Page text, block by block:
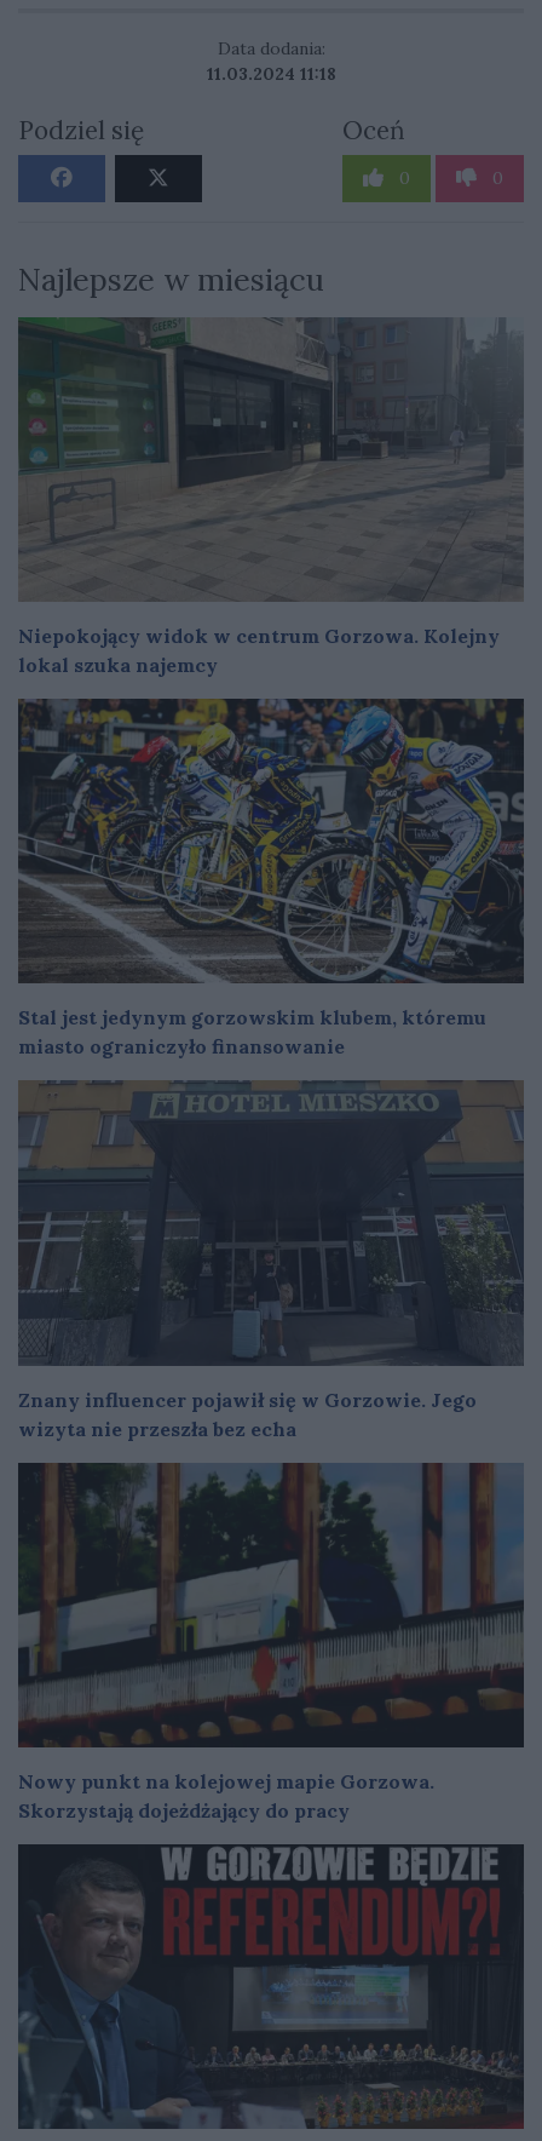
Data dodania:
11.03.2024 11:18
Podziel się Oceń
0 0
Najlepsze w miesiącu
Niepokojący widok w centrum Gorzowa. Kolejny
lokal szuka najemcy
Stal jest jedynym gorzowskim klubem, któremu
miasto ograniczyło finansowanie
Znany influencer pojawił się w Gorzowie. Jego
wizyta nie przeszła bez echa
Nowy punkt na kolejowej mapie Gorzowa.
Skorzystają dojeżdżający do pracy